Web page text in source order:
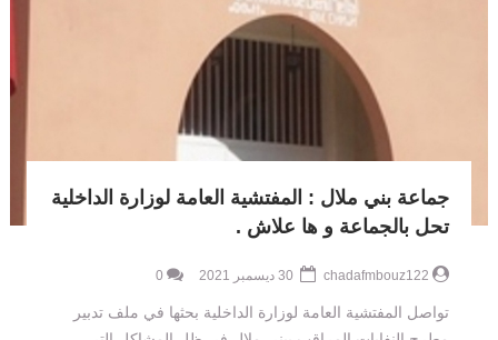
جماعة بني ملال : المفتشية العامة لوزارة الداخلية
تحل بالجماعة و ها علاش .
chadafmbouz122
0
تواصل المفتشية العامة لوزارة الداخلية بحثها في ملف تدبير